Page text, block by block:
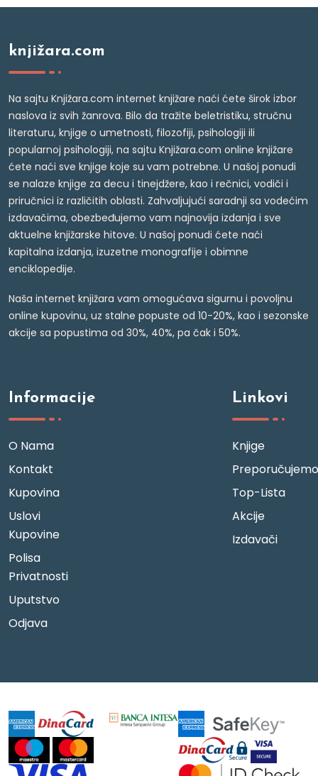
knjižara.com
Na sajtu Knjižara.com internet knjižare naći ćete širok izbor
naslova iz svih žanrova. Bilo da tražite beletristiku, stručnu
literaturu, knjige o umetnosti, filozofiji, psihologiji ili
popularnoj psihologiji, na sajtu Knjižara.com online knjižare
ćete naći sve knjige koje su vam potrebne. U našoj ponudi
se nalaze knjige za decu i tinejdžere, kao i rečnici, vodiči i
priručnici iz različitih oblasti. Zahvaljujući saradnji sa vodećim
izdavačima, obezbeđujemo vam najnovija izdanja i sve
aktuelne knjižarske hitove. U našoj ponudi ćete naći
kapitalna izdanja, izuzetne monografije i obimne
enciklopedije.
Naša internet knjižara vam omogućava sigurnu i povoljnu
online kupovinu, uz stalne popuste od 10-20%, kao i sezonske
akcije sa popustima od 30%, 40%, pa čak i 50%.
Informacije
O Nama
Kontakt
Kupovina
Uslovi
Kupovine
Polisa
Privatnosti
Uputstvo
Odjava
Linkovi
Knjige
Preporučujemo
Top-Lista
Akcije
Izdavači